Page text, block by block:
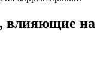
влияющие на